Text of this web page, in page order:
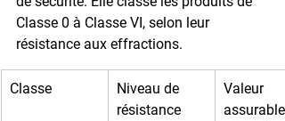
Classe 0 à Classe VI , selon leur
résistance aux effractions.
Classe
Niveau de
résistance
Valeur
assurable